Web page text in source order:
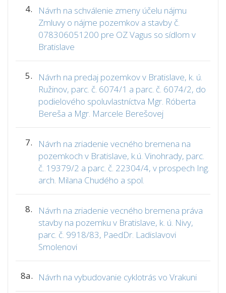
4.
Návrh na schválenie zmeny účelu nájmu
Zmluvy o nájme pozemkov a stavby č.
078306051200 pre OZ Vagus so sídlom v
Bratislave
5.
Návrh na predaj pozemkov v Bratislave, k. ú.
Ružinov, parc. č. 6074/1 a parc. č. 6074/2, do
podielového spoluvlastníctva Mgr. Róberta
Bereša a Mgr. Marcele Berešovej
7.
Návrh na zriadenie vecného bremena na
pozemkoch v Bratislave, k.ú. Vinohrady, parc.
č. 19379/2 a parc. č. 22304/4, v prospech Ing.
arch. Milana Chudého a spol.
8.
Návrh na zriadenie vecného bremena práva
stavby na pozemku v Bratislave, k. ú. Nivy,
parc. č. 9918/83, PaedDr. Ladislavovi
Smolenovi
8a. Návrh na vybudovanie cyklotrás vo Vrakuni